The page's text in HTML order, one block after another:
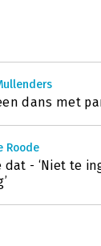
dans met
Roode
dat - ‘Niet te